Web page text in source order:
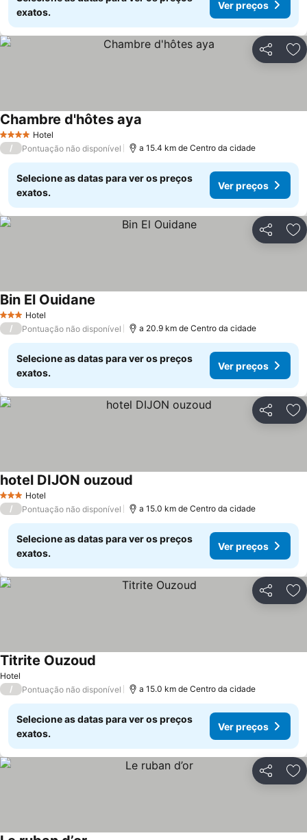
exatos.
Ver preços
Partilhar
4 EstrelasHotel
Chambre d'hôtes aya
/ Pontuação não disponível a 15.4 km de Centro da cidade
Selecione as datas para ver os preços
exatos.
Ver preços
Partilhar
3 EstrelasHotel
Bin El Ouidane
/ Pontuação não disponível a 20.9 km de Centro da cidade
Selecione as datas para ver os preços
exatos.
Ver preços
Partilhar
3 EstrelasHotel
hotel DIJON ouzoud
/ Pontuação não disponível a 15.0 km de Centro da cidade
Selecione as datas para ver os preços
exatos.
Ver preços
Partilhar
Hotel
Titrite Ouzoud
/ Pontuação não disponível a 15.0 km de Centro da cidade
Selecione as datas para ver os preços
exatos.
Ver preços
Partilhar